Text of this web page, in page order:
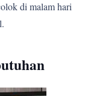
di malam hari